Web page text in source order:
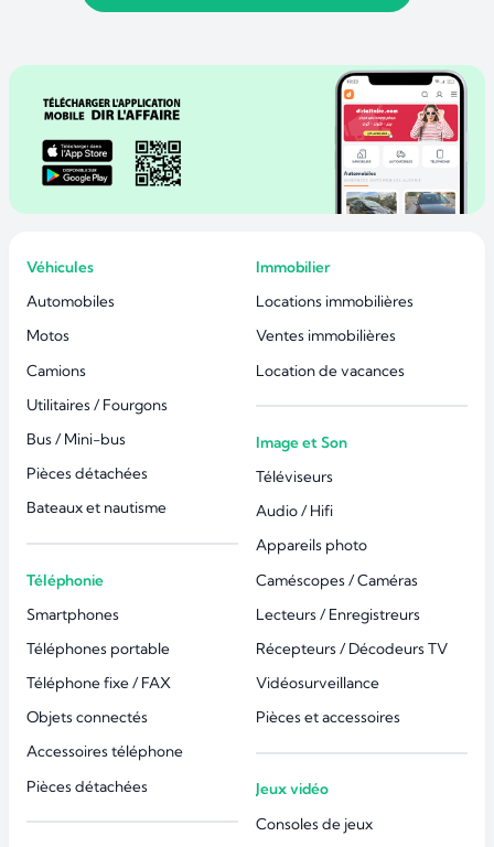
Véhicules
Automobiles
Motos
Camions
Utilitaires / Fourgons
Bus / Mini-bus
Pièces détachées
Bateaux et nautisme
Téléphonie
Smartphones
Téléphones portable
Téléphone fixe / FAX
Objets connectés
Accessoires téléphone
Pièces détachées
Immobilier
Locations immobilières
Ventes immobilières
Location de vacances
Image et Son
Téléviseurs
Audio / Hifi
Appareils photo
Caméscopes / Caméras
Lecteurs / Enregistreurs
Récepteurs / Décodeurs TV
Vidéosurveillance
Pièces et accessoires
Jeux vidéo
Consoles de jeux